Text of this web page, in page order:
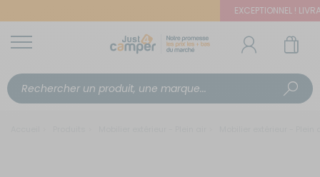
EXCEPTIONNEL !